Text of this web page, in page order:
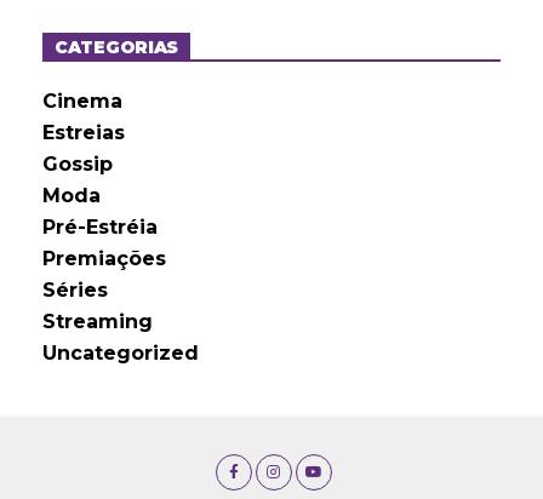
o
sCATEGORIAS
Cinema
Estreias
Gossip
Moda
Pré-Estréia
Premiações
Séries
Streaming
Uncategorized